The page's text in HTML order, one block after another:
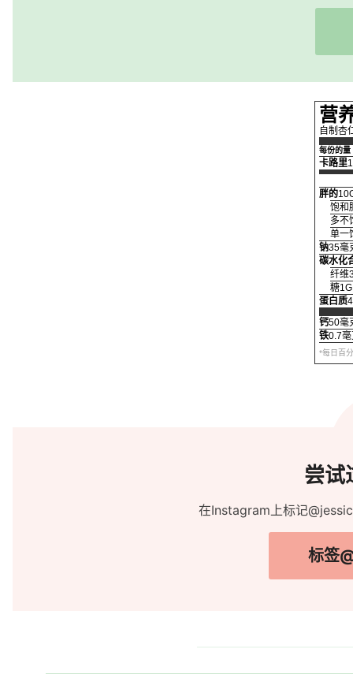
营
自制杏
每份的量
卡路里
胖的
饱和
多不
单一
钠35毫
碳水化
纤维
糖
蛋白质
钙50毫
铁0.7
*每日百
尝试
在Instagram上标记
标签